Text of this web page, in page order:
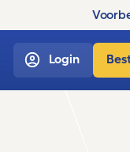
Login